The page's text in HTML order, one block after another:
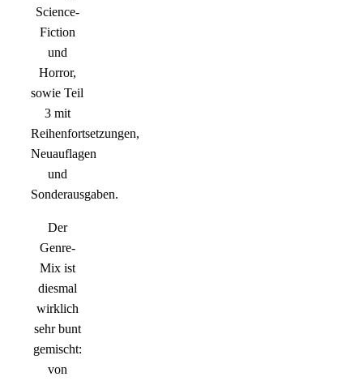
Science-
Fiction
und
Horror,
sowie Teil
3 mit
Reihenfortsetzungen,
Neuauflagen
und
Sonderausgaben.
Der
Genre-
Mix ist
diesmal
wirklich
sehr bunt
gemischt:
von